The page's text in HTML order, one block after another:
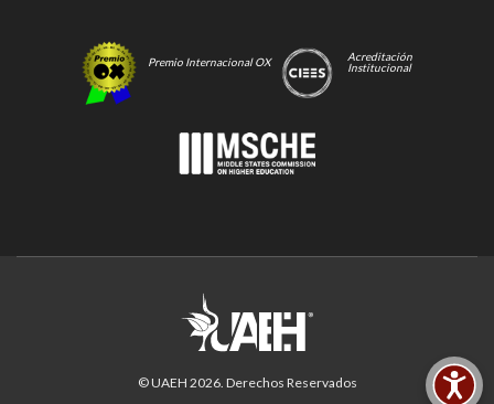
Premio Internacional OX
Acreditación
Institucional
© UAEH 2026. Derechos Reservados